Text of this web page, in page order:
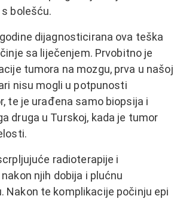
bolešću.
dijagnosticirana ova teška
sa liječenjem. Prvobitno je
tumora na mozgu, prva u našoj
nisu mogli u potpunosti
te je urađena samo biopsija i
druga u Turskoj, kada je tumor
radioterapije i
njih dobija i plućnu
Nakon te komplikacije počinju epi